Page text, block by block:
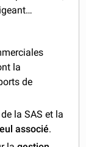
la
de
la SAS et la
associé.